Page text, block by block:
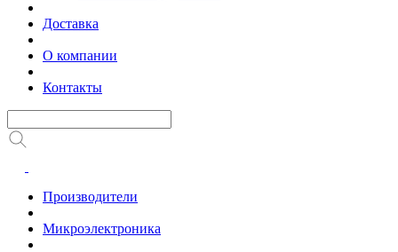
Доставка
О компании
Контакты
Производители
Микроэлектроника